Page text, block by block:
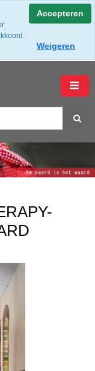
Gratis verzending
bedenktijd
Accepteren
Weigeren